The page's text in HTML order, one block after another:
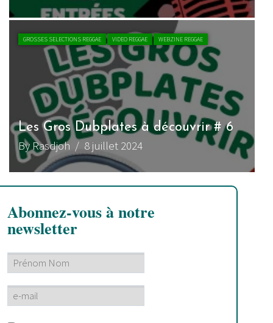
GROSSES SELECTIONS REGGAE VIDEO REGGAE WEBZINE REGGAE
Les Gros Dubplates à découvrir # 6
By Rasdjoh / 8 juillet 2024
Abonnez-vous à notre
newsletter